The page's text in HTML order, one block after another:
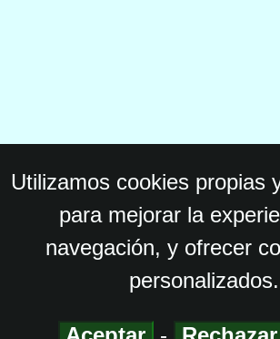
Utilizamos cookies propias
para mejorar la
navegación, y ofrecer
personalizados.